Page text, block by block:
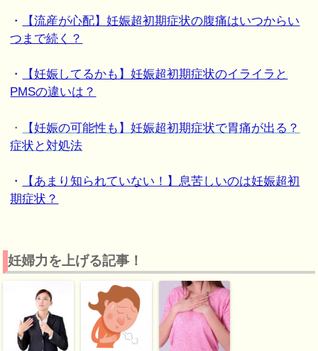
・
【流産が心配】妊娠超初期症状の腹痛はいつからい
つまで続く？
・
【妊娠してるかも】妊娠超初期症状のイライラと
PMSの違いは？
・
【妊娠の可能性も】妊娠超初期症状で胃痛が出る？
症状と対処法
・
【あまり知られていない！】息苦しいのは妊娠超初
期症状？
妊婦力を上げる記事！